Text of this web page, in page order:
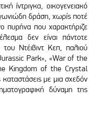
ίντριγκα, οικογενειακό
δράση, χωρίς ποτέ
πυρήνα που χαρακτήριζε
δεν είναι πάντοτε
Ντέιβιντ Κεπ, παλιού
Park», «War of the
Kingdom of the Crystal
με μια σχεδόν
δύναμη της